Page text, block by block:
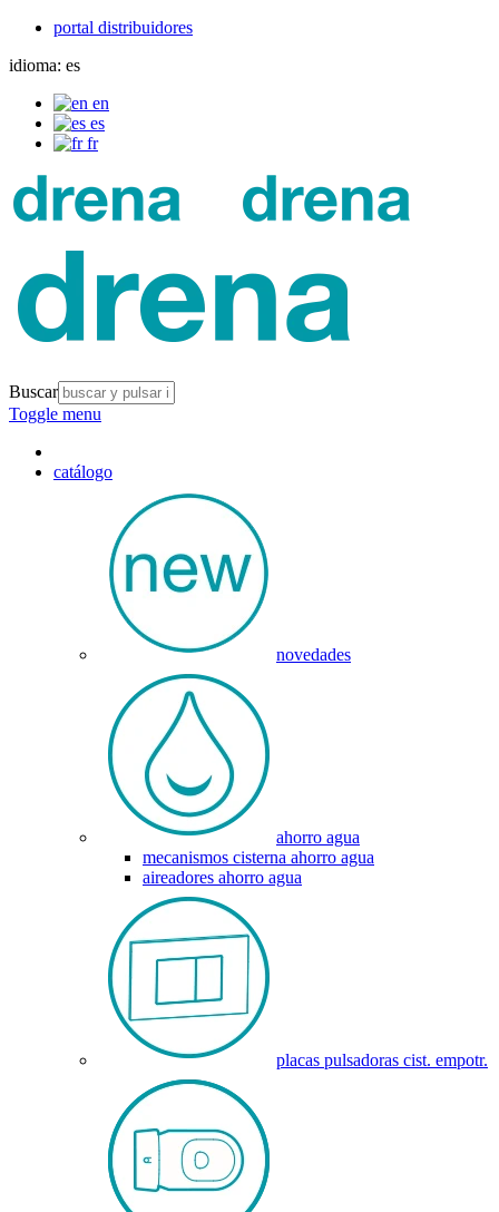
portal distribuidores
idioma: es
en
es
fr
Buscar
Toggle menu
catálogo
novedades
ahorro agua
mecanismos cisterna ahorro agua
aireadores ahorro agua
placas pulsadoras cist. empotr.